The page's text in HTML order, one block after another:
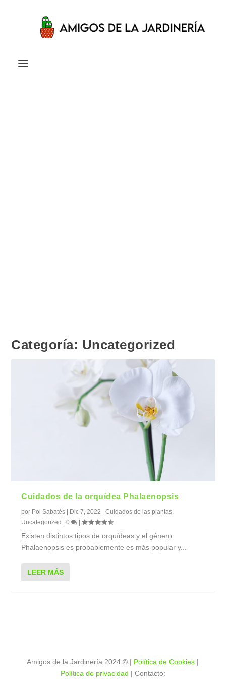
Categoría: Uncategorized
Cuidados de la orquídea Phalaenopsis
por Pol Sabatés | Dic 7, 2022 |Cuidados de las plantas
Uncategorized |0 |
Existen distintos tipos de orquídeas y el género
Phalaenopsis es probablemente es más popular y...
LEER MÁS
Amigos de la Jardinería 2024© | Política de Cookies |
Política de privacidad | Contacto: